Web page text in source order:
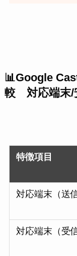
📊Google
較 対応端末/
特徴項目
対応端末（送
対応端末（受